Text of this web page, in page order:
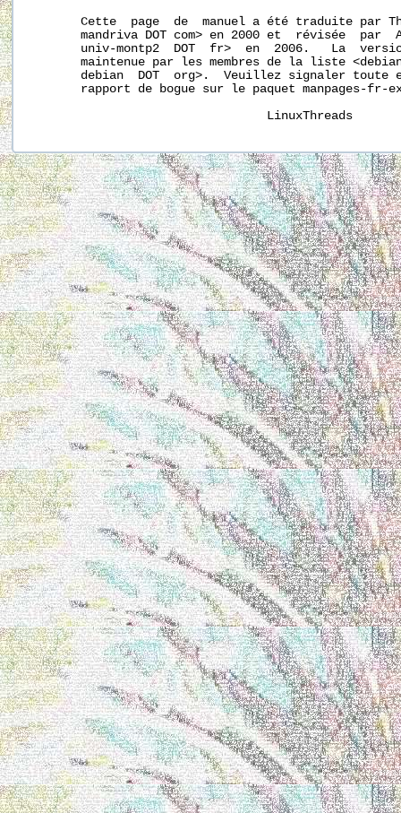
Cette  page  de  manuel a été traduite par
mandriva DOT com> en 2000 et  révisée  par
univ-montp2  DOT  fr>  en  2006.   La
maintenue par les membres de la liste
debian  DOT  org>.  Veuillez signaler toute
rapport de bogue sur le paquet manpages-fr-